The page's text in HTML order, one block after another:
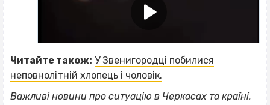
Читайте також: У Звенигородці побилися
неповнолітній хлопець і чоловік.
Важливі новини про ситуацію в Черкасах та країні.